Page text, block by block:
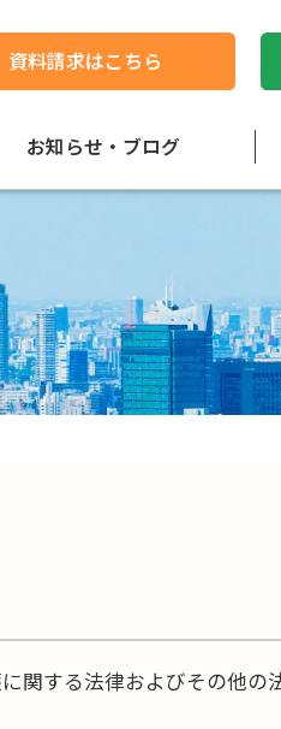
資料請求はこちら
お知らせ・ブログ
関する法律およびその他の